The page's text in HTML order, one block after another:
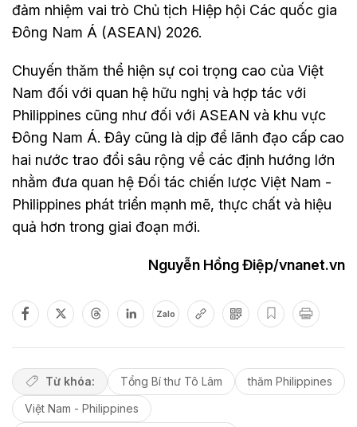
đảm nhiệm vai trò Chủ tịch Hiệp hội Các quốc gia
Đông Nam Á (ASEAN) 2026.
Chuyến thăm thể hiện sự coi trọng cao của Việt
Nam đối với quan hệ hữu nghị và hợp tác với
Philippines cũng như đối với ASEAN và khu vực
Đông Nam Á. Đây cũng là dịp để lãnh đạo cấp cao
hai nước trao đổi sâu rộng về các định hướng lớn
nhằm đưa quan hệ Đối tác chiến lược Việt Nam -
Philippines phát triển mạnh mẽ, thực chất và hiệu
quả hơn trong giai đoạn mới.
Nguyễn Hồng Điệp/vnanet.vn
Zalo
Từ khóa: Tổng Bí thư Tô Lâm
thăm Philippines
Việt Nam - Philippines